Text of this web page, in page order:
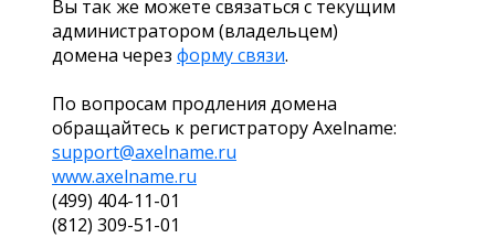
Вы так же можете связаться с текущим
администратором (владельцем)
домена через форму связи.
По вопросам продления домена
обращайтесь к регистратору Axelname:
support@axelname.ru
www.axelname.ru
(499) 404-11-01
(812) 309-51-01